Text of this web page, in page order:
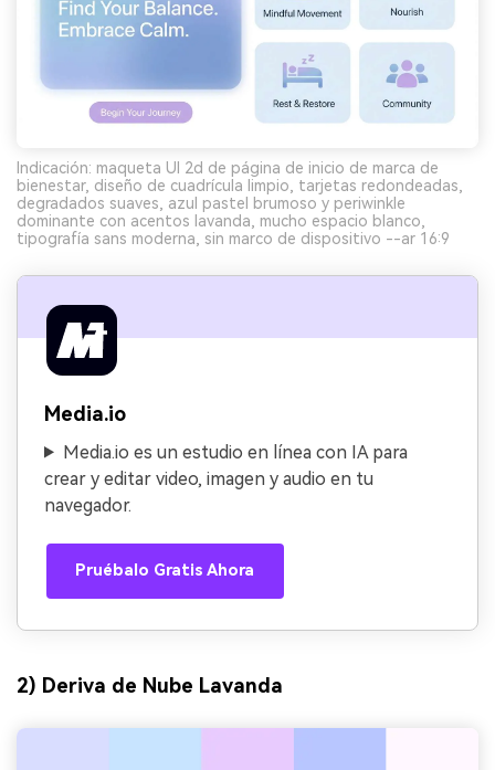
Indicación: maqueta UI 2d de página de inicio de marca de
bienestar, diseño de cuadrícula limpio, tarjetas redondeadas,
degradados suaves, azul pastel brumoso y periwinkle
dominante con acentos lavanda, mucho espacio blanco,
tipografía sans moderna, sin marco de dispositivo --ar 16:9
Media.io
Media.io es un estudio en línea con IA para
crear y editar video, imagen y audio en tu
navegador.
Pruébalo Gratis Ahora
2) Deriva de Nube Lavanda